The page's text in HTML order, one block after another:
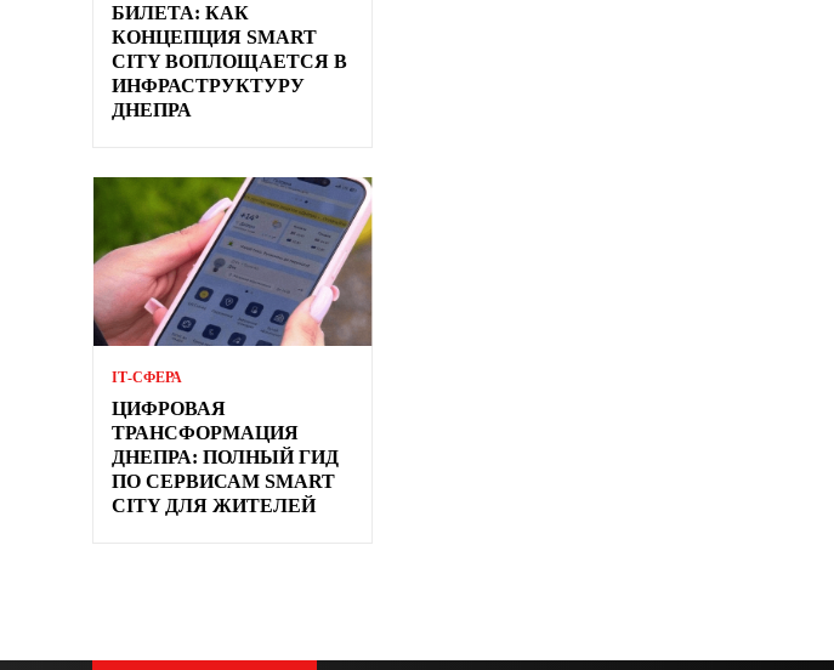
БИЛЕТА: КАК
КОНЦЕПЦИЯ SMART
CITY ВОПЛОЩАЕТСЯ В
ИНФРАСТРУКТУРУ
ДНЕПРА
ІТ-СФЕРА
ЦИФРОВАЯ
ТРАНСФОРМАЦИЯ
ДНЕПРА: ПОЛНЫЙ ГИД
ПО СЕРВИСАМ SMART
CITY ДЛЯ ЖИТЕЛЕЙ